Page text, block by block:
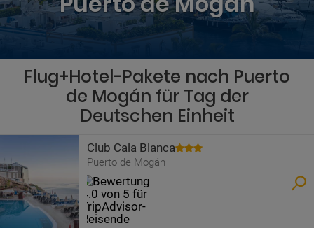
Flug+Hotel-Pakete nach Puerto
de Mogán für Tag der
Deutschen Einheit
Club Cala Blanca
Puerto de Mogán